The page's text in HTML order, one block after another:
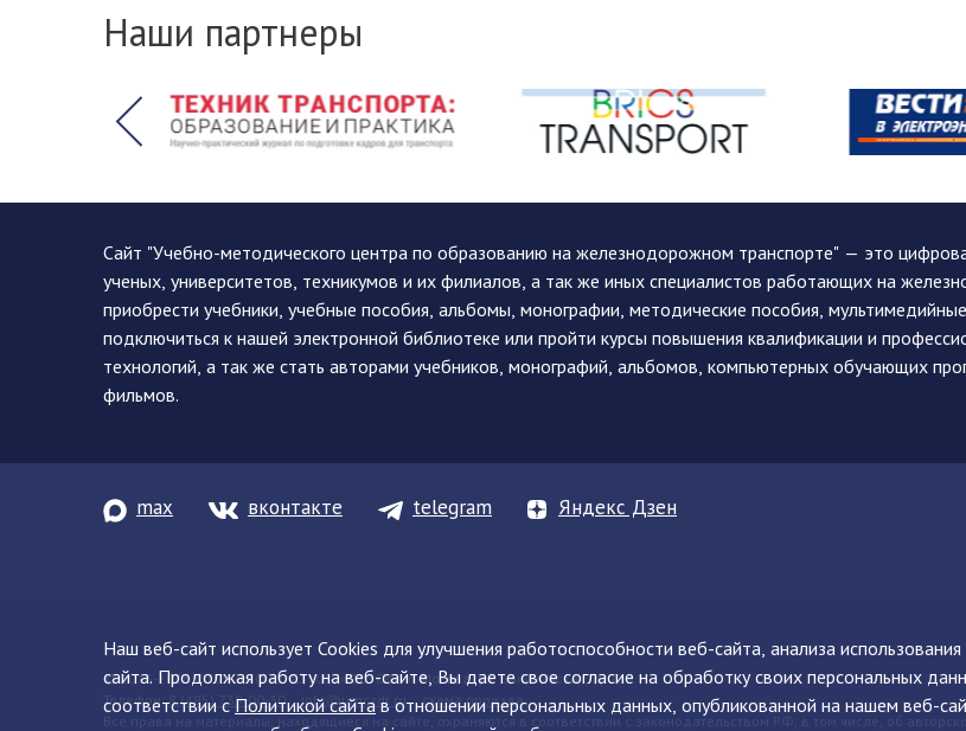
Наши партнеры
Наш веб-сайт использует Cookies для улучшения работоспособности веб-сайта, анализа
сайта. Продолжая работу на веб-сайте, Вы даете свое согласие на обработку своих персональных
соответствии с Политикой сайта в отношении персональных данных, опубликованной на нашем веб-
Сайт "Учебно-методического центра по образованию на железнодорожном транспорте" — это
ученых, университетов, техникумов и их филиалов, а так же иных специалистов работающих на
приобрести учебники, учебные пособия, альбомы, монографии, методические пособия,
подключиться к нашей электронной библиотеке или пройти курсы повышения квалификации и
технологий, а так же стать авторами учебников, монографий, альбомов, компьютерных обучающих
фильмов.
max вконтакте telegram Яндекс Дзен
© 2013-2026 ФГБУ ДПО «УМЦ ЖДТ» 105082, г. Москва, ул. Бакунинская, д. 71
Телефон:8 (495) 739-00-30 info@umczdt.ru
схема проезда
Все права на материалы, находящиеся на сайте, охраняются в соответствии с законодательством РФ, в том числе, об